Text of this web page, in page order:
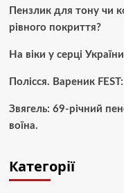
Пензлик для тону чи
рівного покриття?
На віки у серці
Полісся. Вареник
Звягель: 69-річний
воїна.
Категорії